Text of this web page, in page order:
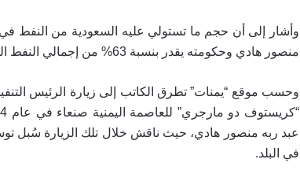
وأشار إلى أن حجم ما تستولي عليه السعودية من النفط في
منصور هادي وحكومته يقدر بنسبة 63% من إجمالي النفط الخام في اليمن
وحسب موقع “يمنات” تطرق الكاتب إلى زيارة الرئيس
عبد ربه منصور هادي، حيث ناقش خلال تلك الزيارة سُبل
في البلد.